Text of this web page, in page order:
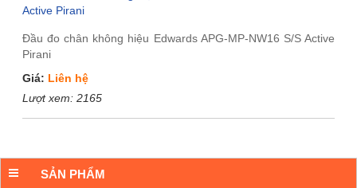
Đầu đo chân không hiệu Edwards APG-MP-NW16 S/S Active
Pirani
Giá: Liên hệ
Lượt xem:2165
SẢN PHẨM